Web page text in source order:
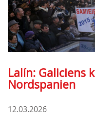
Lalín: Galiciens
Nordspanien
12.03.2026